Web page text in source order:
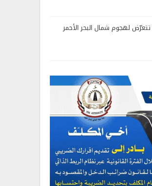
لهجوم شمال البحر الأحمر